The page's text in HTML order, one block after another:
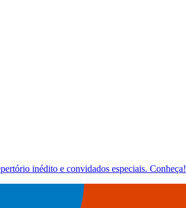
inédito e convidados especiais. Conheça!